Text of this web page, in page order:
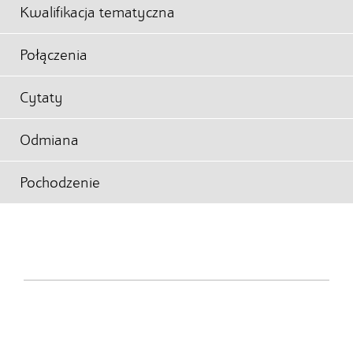
Kwalifikacja tematyczna
Połączenia
Cytaty
Odmiana
Pochodzenie